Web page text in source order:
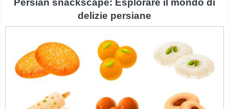
delizie persiane